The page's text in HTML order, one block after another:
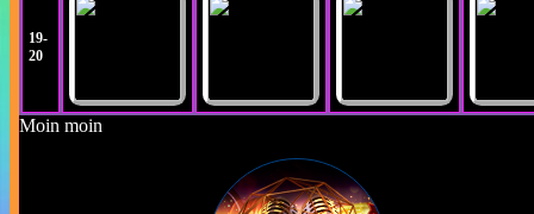
19-
20
Moin moin